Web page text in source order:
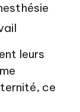
leurs
ce